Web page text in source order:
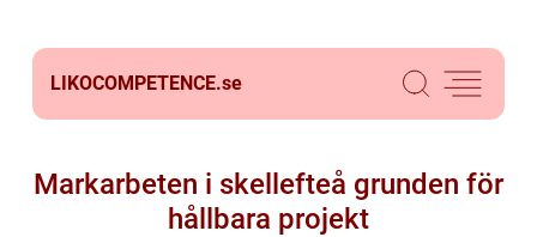
LIKOCOMPETENCE.se
Markarbeten i skellefteå grunden för
hållbara projekt